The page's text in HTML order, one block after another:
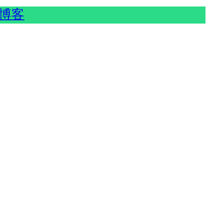
客